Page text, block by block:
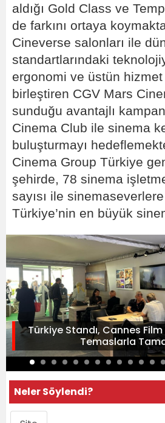
aldığı Gold Class ve
de farkını ortaya
Cineverse salonları ile
standartlarındaki
ergonomi ve üstün hizmet
birleştiren CGV Mars
sunduğu avantajlı
Cinema Club ile sinema
buluşturmayı
Cinema Group Türkiye
şehirde, 78 sinema
sayısı ile
Türkiye’nin en büyük
Türkiye Standı, Cannes
Temaslarla
Neler Söylendi?